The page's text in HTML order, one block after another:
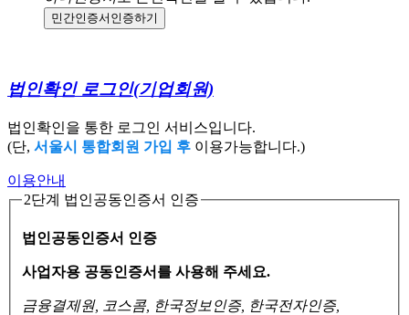
민간인증서 인증하기
법인확인 로그인(기업회원)
법인확인을 통한 로그인 서비스입니다.
(단, 서울시 통합회원 가입 후 이용가능합니다.)
이용안내
2단계 법인공동인증서 인증
법인공동인증서 인증
사업자용 공동인증서를 사용해 주세요.
금융결제원, 코스콤, 한국정보인증, 한국전자인증,